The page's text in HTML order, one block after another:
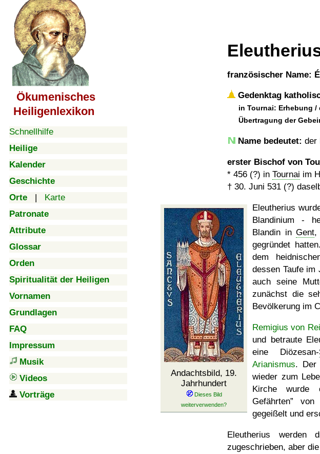
Ökumenisches
Heiligenlexikon
Schnellhilfe
Heilige
Kalender
Geschichte
Orte | Karte
Patronate
Attribute
Glossar
Orden
Spiritualität der Heiligen
Vornamen
Grundlagen
FAQ
Impressum
Musik
Videos
Vorträge
französischer Name:
Gedenktag
in Tournai: Erhebung /
Übertragung der
Name bedeutet: der
erster Bischof von
* 456 (?) in Tournai im
† 30. Juni 531 (?)
Andachtsbild, 19.
Jahrhundert
Eleutherius
Blandinium -
Blandin inGent,
gegründet
dem
dessen Taufe im
auch seine
zunächst die
Bevölkerung im
Remigius von
und betraute
eine Diözesan-
Arianismus. Der
wieder zum
Kirche wurde
Gefährten
von
gegeißelt und
Eleutherius werden
zugeschrieben, aber